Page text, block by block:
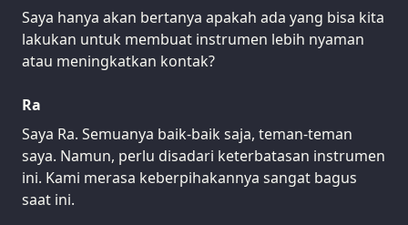
Saya hanya akan bertanya apakah ada yang bisa kita
lakukan untuk membuat instrumen lebih nyaman
atau meningkatkan kontak?
Ra
Saya Ra. Semuanya baik-baik saja, teman-teman
saya. Namun, perlu disadari keterbatasan instrumen
ini. Kami merasa keberpihakannya sangat bagus
saat ini.